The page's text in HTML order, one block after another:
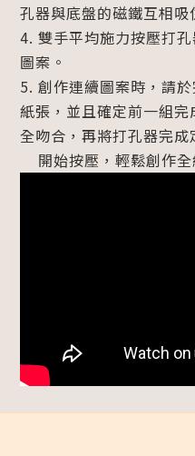
孔器與底盤的磁鐵互相吸
4. 雙手平均施力按壓打
圖案。
5. 創作連續圖案時，請
紙張，並且確定前一組
全吻合，再將打孔器完
開始按壓，輕鬆創作全